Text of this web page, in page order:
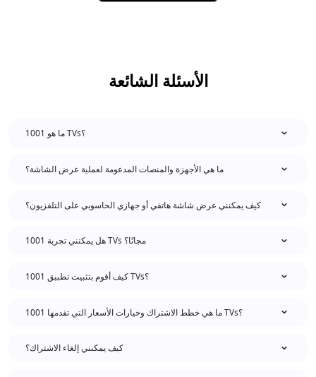
الأسئلة الشائعة
ما هو 1001 TVs؟
ما هي الأجهزة والمنصات المدعومة لعملية عرض الشاشة؟
كيف يمكنني عرض شاشة هاتفي أو جهازي الحاسوبي على التلفزيون؟
هل يمكنني تجربة 1001 TVs مجانًا؟
كيف أقوم بتثبيت تطبيق 1001 TVs؟
ما هي خطط الاشتراك وخيارات الأسعار التي تقدمها 1001 TVs؟
كيف يمكنني إلغاء الاشتراك؟